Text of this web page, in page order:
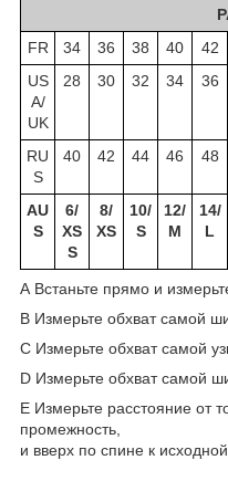
FR
34 36 38 40 42
US
A/
UK
28 30 32 34 36
RU
S
40 42 44 46 48
AU
S
6/
XS
S
8/
XS
10/
S
12/
M
14/
L
A Встаньте прямо и
B Измерьте обхват самой
C Измерьте обхват самой
D Измерьте обхват самой
E Измерьте расстояние от
промежность,
и вверх по спине к